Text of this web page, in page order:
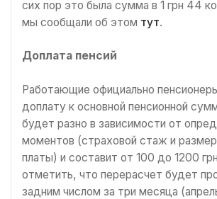
сих пор это была сумма в 1 грн 44
мы сообщали об этом тут.
Доплата пенсий
Работающие официально
доплату к основной пенсионной
будет разно в зависимости от
моментов (страховой стаж и
платы) и составит от 100 до 1200
отметить, что перерасчет будет
задним числом за три месяца